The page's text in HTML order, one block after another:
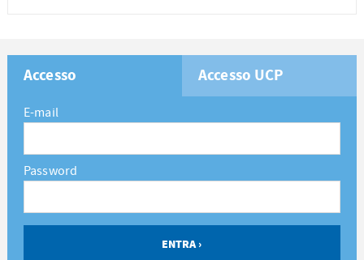
Accesso Accesso UCP
E-mail
Password